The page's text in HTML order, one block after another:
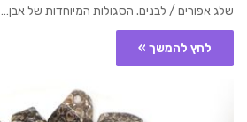
שלג אפורים / לבנים. הסגולות המיוחדות של אבן…
לחץ להמשך »